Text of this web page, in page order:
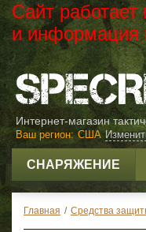
Сайт
и
Интернет-магазин
Ваш регион: США
СНАРЯЖЕНИЕ
Главная / Средства